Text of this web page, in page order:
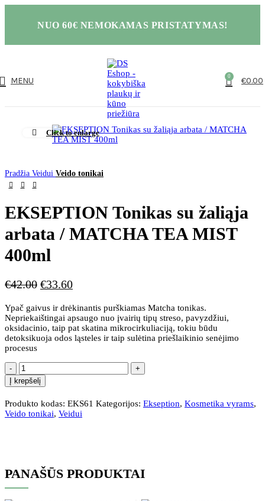
NUO 60€ NEMOKAMAS PRISTATYMAS!
MENU 0 €0.00
Click to enlarge
Pradžia Veidui Veido tonikai
EKSEPTION Tonikas su žaliąja
arbata / MATCHA TEA MIST
400ml
€42.00 €33.60
Ypač gaivus ir drėkinantis purškiamas Matcha tonikas.
Nepriekaištingai apsaugo nuo įvairių tipų streso, pavyzdžiui,
oksidacinio, taip pat skatina mikrocirkuliaciją, tokiu būdu
detoksikuoja odos ląsteles ir taip sulėtina priešlaikinio senėjimo
procesus
Į krepšelį
Produkto kodas: EKS61 Kategorijos: Ekseption, Kosmetika vyrams,
Veido tonikai, Veidui
PANAŠŪS PRODUKTAI